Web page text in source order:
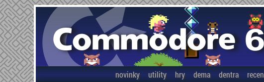
novinky utility hry dema dentra